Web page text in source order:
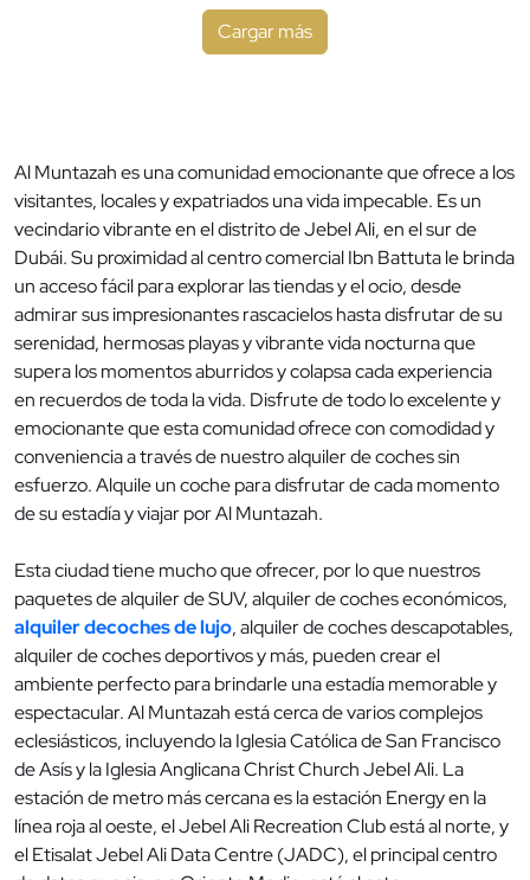
Cargar más
Al Muntazah es una comunidad emocionante que ofrece a los
visitantes, locales y expatriados una vida impecable. Es un
vecindario vibrante en el distrito de Jebel Ali, en el sur de
Dubái. Su proximidad al centro comercial Ibn Battuta le brinda
un acceso fácil para explorar las tiendas y el ocio, desde
admirar sus impresionantes rascacielos hasta disfrutar de su
serenidad, hermosas playas y vibrante vida nocturna que
supera los momentos aburridos y colapsa cada experiencia
en recuerdos de toda la vida. Disfrute de todo lo excelente y
emocionante que esta comunidad ofrece con comodidad y
conveniencia a través de nuestro alquiler de coches sin
esfuerzo. Alquile un coche para disfrutar de cada momento
de su estadía y viajar por Al Muntazah.
Esta ciudad tiene mucho que ofrecer, por lo que nuestros
paquetes de alquiler de SUV, alquiler de coches económicos,
alquiler decoches de lujo, alquiler de coches descapotables,
alquiler de coches deportivos y más, pueden crear el
ambiente perfecto para brindarle una estadía memorable y
espectacular. Al Muntazah está cerca de varios complejos
eclesiásticos, incluyendo la Iglesia Católica de San Francisco
de Asís y la Iglesia Anglicana Christ Church Jebel Ali. La
estación de metro más cercana es la estación Energy en la
línea roja al oeste, el Jebel Ali Recreation Club está al norte, y
el Etisalat Jebel Ali Data Centre (JADC), el principal centro